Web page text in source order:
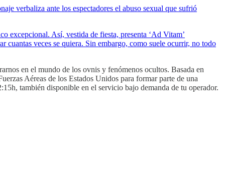
verbaliza ante los espectadores el abuso sexual que sufrió
excepcional. Así, vestida de fiesta, presenta ‘Ad Vitam’
cuantas veces se quiera. Sin embargo, como suele ocurrir, no todo
en el mundo de los ovnis y fenómenos ocultos. Basada en
Aéreas de los Estados Unidos para formar parte de una
también disponible en el servicio bajo demanda de tu operador.